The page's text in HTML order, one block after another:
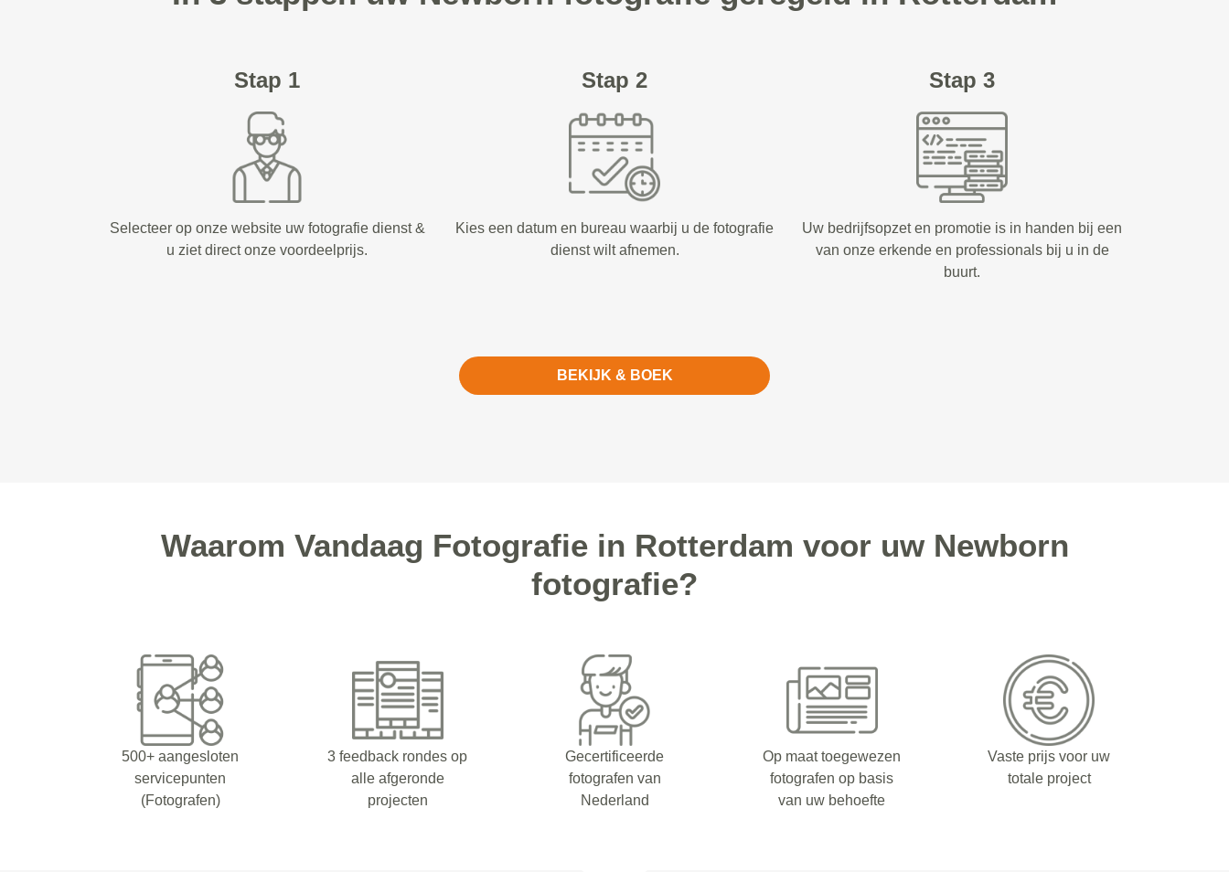
Stap 1
Selecteer op onze website uw fotografie dienst &
u ziet direct onze voordeelprijs.
Stap 2
Kies een datum en bureau waarbij u de fotografie
dienst wilt afnemen.
Stap 3
Uw bedrijfsopzet en promotie is in handen bij een
van onze erkende en professionals bij u in de
buurt.
BEKIJK & BOEK
Waarom Vandaag Fotografie in Rotterdam voor uw Newborn
fotografie?
500+ aangesloten
servicepunten
(Fotografen)
3 feedback rondes op
alle afgeronde
projecten
Gecertificeerde
fotografen van
Nederland
Op maat toegewezen
fotografen op basis
van uw behoefte
Vaste prijs voor uw
totale project